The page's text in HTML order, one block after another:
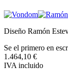
Diseño Ramón
Se el primero en
1.464,10 €
IVA incluido